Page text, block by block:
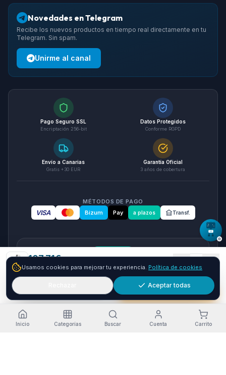
107.71€
Envío GRATIS 24-48h
Comprar ya
Novedades en Telegram
Recibe los nuevos productos en tiempo real directamente en tu
Telegram. Sin spam.
Unirme al canal
Pago Seguro SSL
Encriptación 256-bit
Datos Protegidos
Conforme RGPD
Envío a Canarias
Gratis +30 EUR
Garantía Oficial
3 años de cobertura
MÉTODOS DE PAGO
VISA Bizum Pay a plazos Transf.
seQura
Paga a plazos con seQura
Fracciona tu compra en 3, 6 o 12 plazos. Financiacion sujeta
a aprobacion por seQura. Sin papeleo y con respuesta
inmediata.
Como funciona
Usamos cookies para mejorar tu experiencia. Política de cookies
Aceptar todas
Inicio Categorías Buscar Cuenta Carrito